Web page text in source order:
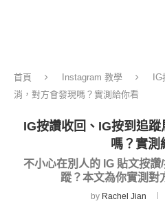
首頁 Instagram 教學
消，對方會發現嗎？實測給你看
IG按讚收回、IG按到追
嗎？實測
不小心在別人的 IG 貼文按
蹤？本文為你實測對
by Rachel Jian